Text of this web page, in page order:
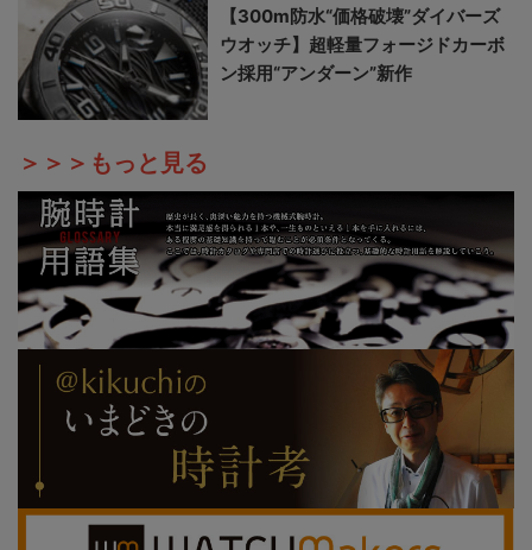
【300m防水“価格破壊”ダイバーズ
ウオッチ】超軽量フォージドカーボ
ン採用“アンダーン”新作
＞＞＞もっと見る